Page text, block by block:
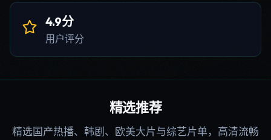
4.9分
用户评分
精选推荐
精选国产热播、韩剧、欧美大片与综艺片单，高清流畅